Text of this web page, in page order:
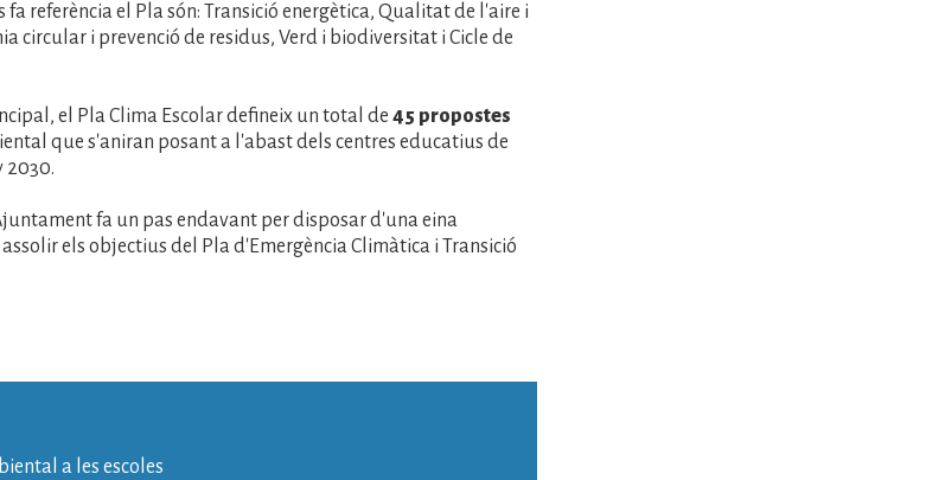
fa referència el Pla són: Transició energètica, Qualitat de l'aire i
circular i prevenció de residus, Verd i biodiversitat i Cicle de
el Pla Clima Escolar defineix un total de 45 propostes
que s'aniran posant a l'abast dels centres educatius de
2030.
fa un pas endavant per disposar d'una eina
els objectius del Pla d'Emergència Climàtica i Transició
a les escoles